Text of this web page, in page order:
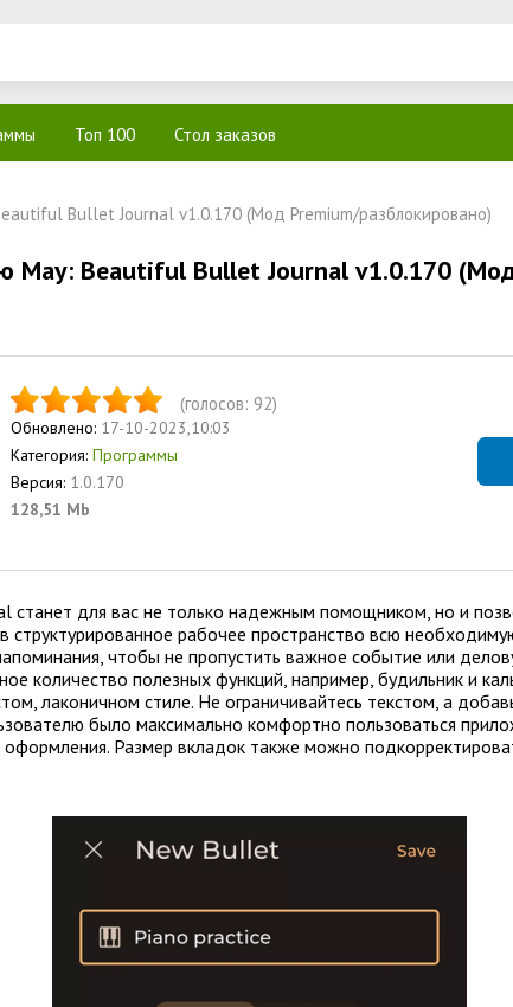
Топ 100 Стол заказов
Bullet Journal v1.0.170 (Мод Premium/разблокировано)
May: Beautiful Bullet Journal v1.0.170
(голосов: 92)
Обновлено: 17-10-2023,10:03
Категория: Программы
Версия: 1.0.170
128,51 Mb
для вас не только надежным помощником, но и
структурированное рабочее пространство всю
чтобы не пропустить важное событие или
количество полезных функций, например, будильник и
лаконичном стиле. Не ограничивайтесь текстом, а
было максимально комфортно пользоваться
Размер вкладок также можно